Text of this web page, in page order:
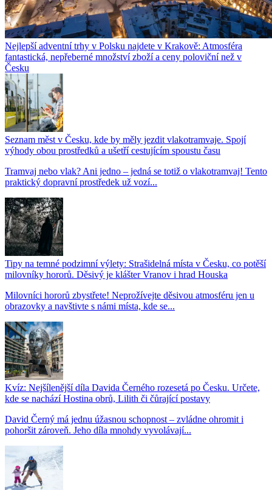
Nejlepší adventní trhy v Polsku najdete v Krakově: Atmosféra
fantastická, nepřeberné množství zboží a ceny poloviční než v
Česku
Seznam měst v Česku, kde by měly jezdit vlakotramvaje. Spojí
výhody obou prostředků a ušetří cestujícím spoustu času
Tramvaj nebo vlak? Ani jedno – jedná se totiž o vlakotramvaj! Tento
praktický dopravní prostředek už vozí...
Tipy na temné podzimní výlety: Strašidelná místa v Česku, co potěší
milovníky hororů. Děsivý je klášter Vranov i hrad Houska
Milovníci hororů zbystřete! Neprožívejte děsivou atmosféru jen u
obrazovky a navštivte s námi místa, kde se...
Kvíz: Nejšílenější díla Davida Černého rozesetá po Česku. Určete,
kde se nachází Hostina obrů, Lilith či čůrající postavy
David Černý má jednu úžasnou schopnost – zvládne ohromit i
pohoršit zároveň. Jeho díla mnohdy vyvolávají...